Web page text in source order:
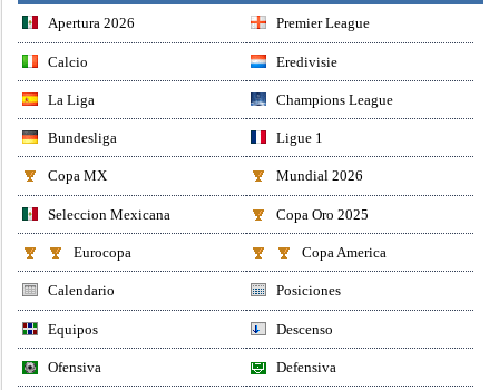
Apertura 2026 Premier League
Calcio Eredivisie
La Liga Champions League
Bundesliga Ligue 1
Copa MX Mundial 2026
Seleccion Mexicana Copa Oro 2025
Eurocopa Copa America
Calendario Posiciones
Equipos Descenso
Ofensiva Defensiva